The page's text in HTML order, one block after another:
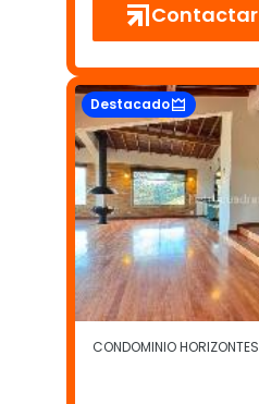
Contactar
Destacado